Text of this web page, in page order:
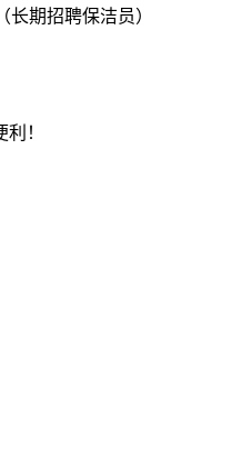
期招聘保洁员）
！